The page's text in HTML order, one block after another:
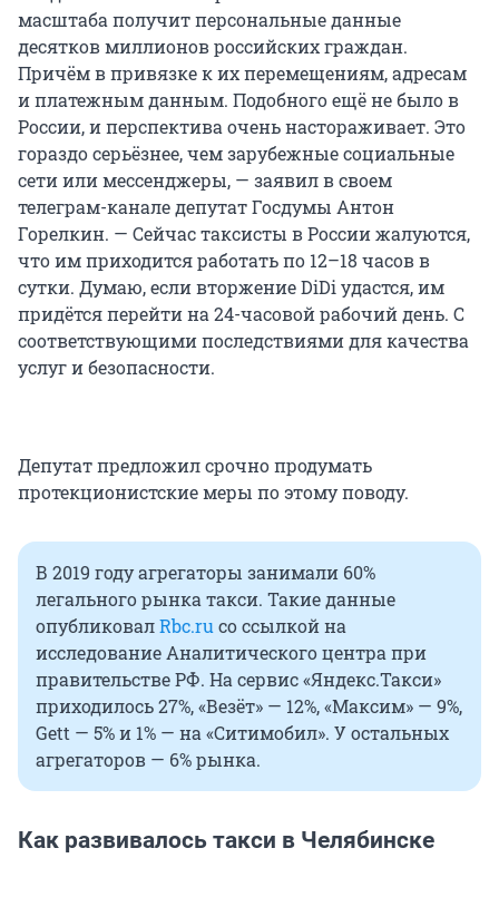
масштаба получит персональные данные
десятков миллионов российских граждан.
Причём в привязке к их перемещениям, адресам
и платежным данным. Подобного ещё не было в
России, и перспектива очень настораживает. Это
гораздо серьёзнее, чем зарубежные социальные
сети или мессенджеры, — заявил в своем
телеграм-канале депутат Госдумы Антон
Горелкин. — Сейчас таксисты в России жалуются,
что им приходится работать по 12–18 часов в
сутки. Думаю, если вторжение DiDi удастся, им
придётся перейти на 24-часовой рабочий день. С
соответствующими последствиями для качества
услуг и безопасности.
Депутат предложил срочно продумать
протекционистские меры по этому поводу.
В 2019 году агрегаторы занимали 60%
легального рынка такси. Такие данные
опубликовалRbc.ru со ссылкой на
исследование Аналитического центра при
правительстве РФ. На сервис «Яндекс.Такси»
приходилось 27%, «Везёт» — 12%, «Максим» — 9%,
Gett — 5% и 1% — на «Ситимобил». У остальных
агрегаторов — 6% рынка.
Как развивалось такси в Челябинске